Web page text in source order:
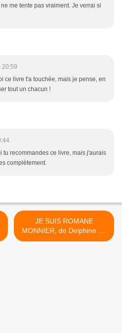
me tente pas vraiment. Je verrai si
20:59
ce livre t'a touchée, mais je pense, en
tout un chacun !
tu recommandes ce livre, mais j'aurais
complètement.
JE SUIS ROMANE
MONNIER, de Delphine de
VIGAN >